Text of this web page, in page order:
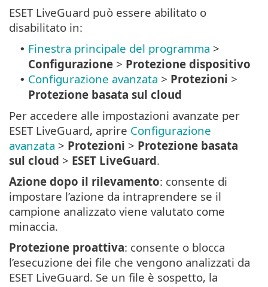
ESET LiveGuard può essere abilitato o
disabilitato in:
• Finestra principale del programma >
Configurazione > Protezione dispositivo
• Configurazione avanzata > Protezioni >
Protezione basata sul cloud
Per accedere alle impostazioni avanzate per
ESET LiveGuard, aprire Configurazione
avanzata > Protezioni > Protezione basata
sul cloud > ESET LiveGuard.
Azione dopo il rilevamento: consente di
impostare l’azione da intraprendere se il
campione analizzato viene valutato come
minaccia.
Protezione proattiva: consente o blocca
l’esecuzione dei file che vengono analizzati da
ESET LiveGuard. Se un file è sospetto, la